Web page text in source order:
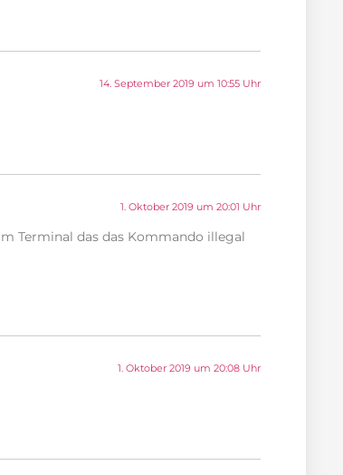
14. September 2019 um 10:55 Uhr
1. Oktober 2019 um 20:01 Uhr
Terminal das das Kommando illegal
1. Oktober 2019 um 20:08 Uhr